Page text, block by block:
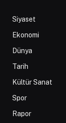
Siyaset
Ekonomi
Dünya
Tarih
Kültür Sanat
Spor
Rapor